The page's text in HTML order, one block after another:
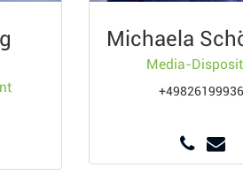
Michaela
Media-